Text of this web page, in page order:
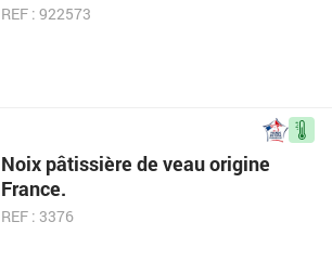
REF : 922573
Noix pâtissière de veau origine
France.
REF : 3376